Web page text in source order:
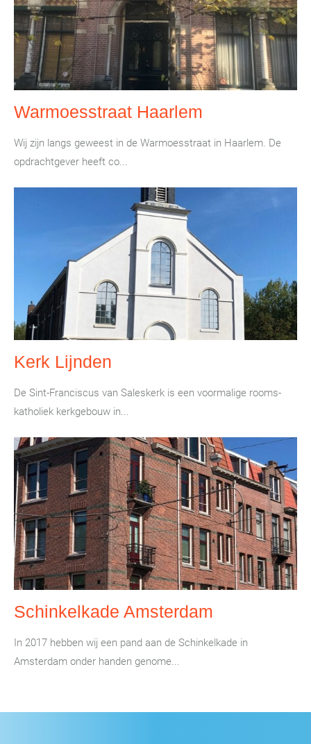
Warmoesstraat Haarlem
Wij zijn langs geweest in de Warmoesstraat in Haarlem. De
opdrachtgever heeft co...
Kerk Lijnden
De Sint-Franciscus van Saleskerk is een voormalige rooms-
katholiek kerkgebouw in...
Schinkelkade Amsterdam
In 2017 hebben wij een pand aan de Schinkelkade in
Amsterdam onder handen genome...